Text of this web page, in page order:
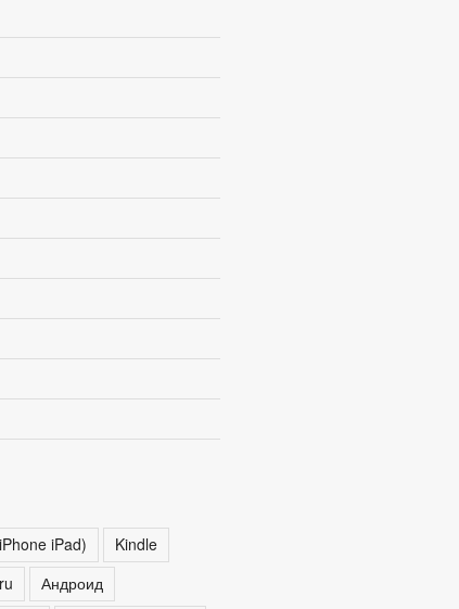
iPad)
Kindle
Андроид